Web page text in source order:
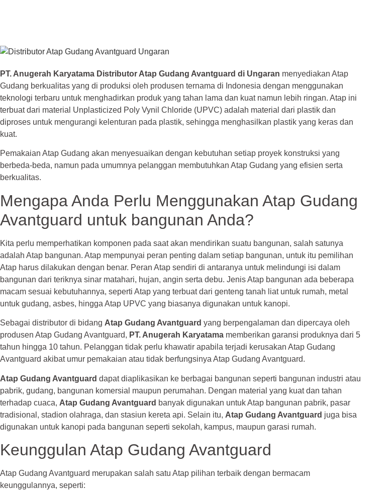
PT. Anugerah Karyatama Distributor Atap Gudang Avantguard di Ungaran menyediakan Atap
Gudang berkualitas yang di produksi oleh produsen ternama di Indonesia dengan menggunakan
teknologi terbaru untuk menghadirkan produk yang tahan lama dan kuat namun lebih ringan. Atap ini
terbuat dari material Unplasticized Poly Vynil Chloride (UPVC) adalah material dari plastik dan
diproses untuk mengurangi kelenturan pada plastik, sehingga menghasilkan plastik yang keras dan
kuat.
Pemakaian Atap Gudang akan menyesuaikan dengan kebutuhan setiap proyek konstruksi yang
berbeda-beda, namun pada umumnya pelanggan membutuhkan Atap Gudang yang efisien serta
berkualitas.
Mengapa Anda Perlu Menggunakan Atap Gudang
Avantguard untuk bangunan Anda?
Kita perlu memperhatikan komponen pada saat akan mendirikan suatu bangunan, salah satunya
adalah Atap bangunan. Atap mempunyai peran penting dalam setiap bangunan, untuk itu pemilihan
Atap harus dilakukan dengan benar. Peran Atap sendiri di antaranya untuk melindungi isi dalam
bangunan dari teriknya sinar matahari, hujan, angin serta debu. Jenis Atap bangunan ada beberapa
macam sesuai kebutuhannya, seperti Atap yang terbuat dari genteng tanah liat untuk rumah, metal
untuk gudang, asbes, hingga Atap UPVC yang biasanya digunakan untuk kanopi.
Sebagai distributor di bidang Atap Gudang Avantguard yang berpengalaman dan dipercaya oleh
produsen Atap Gudang Avantguard, PT. Anugerah Karyatama memberikan garansi produknya dari 5
tahun hingga 10 tahun. Pelanggan tidak perlu khawatir apabila terjadi kerusakan Atap Gudang
Avantguard akibat umur pemakaian atau tidak berfungsinya Atap Gudang Avantguard.
Atap Gudang Avantguard dapat diaplikasikan ke berbagai bangunan seperti bangunan industri atau
pabrik, gudang, bangunan komersial maupun perumahan. Dengan material yang kuat dan tahan
terhadap cuaca, Atap Gudang Avantguard banyak digunakan untuk Atap bangunan pabrik, pasar
tradisional, stadion olahraga, dan stasiun kereta api. Selain itu, Atap Gudang Avantguard juga bisa
digunakan untuk kanopi pada bangunan seperti sekolah, kampus, maupun garasi rumah.
Keunggulan Atap Gudang Avantguard
Atap Gudang Avantguard merupakan salah satu Atap pilihan terbaik dengan bermacam
keunggulannya, seperti: